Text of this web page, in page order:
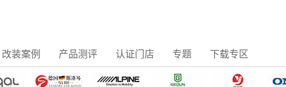
改装案例 产品测评 认证门店 专题 下载专区